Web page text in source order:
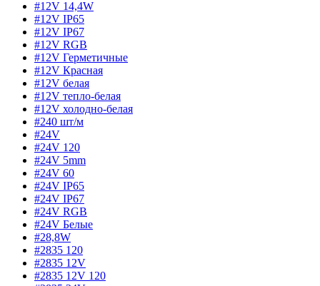
#12V 14,4W
#12V IP65
#12V IP67
#12V RGB
#12V Герметичные
#12V Красная
#12V белая
#12V тепло-белая
#12V холодно-белая
#240 шт/м
#24V
#24V 120
#24V 5mm
#24V 60
#24V IP65
#24V IP67
#24V RGB
#24V Белые
#28,8W
#2835 120
#2835 12V
#2835 12V 120